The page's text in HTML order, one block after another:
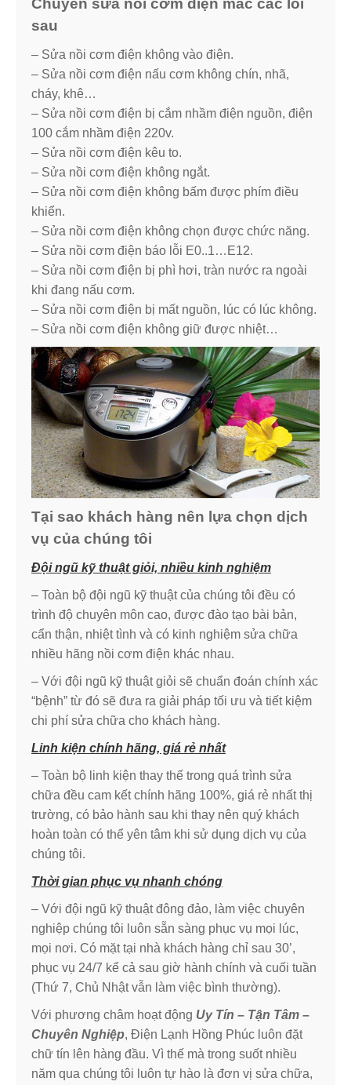
Chuyên sửa nồi cơm điện mắc các lỗi
sau
– Sửa nồi cơm điện không vào điện.
– Sửa nồi cơm điện nấu cơm không chín, nhã,
cháy, khê…
– Sửa nồi cơm điện bị cắm nhầm điện nguồn, điện
100 cắm nhầm điện 220v.
– Sửa nồi cơm điện kêu to.
– Sửa nồi cơm điện không ngắt.
– Sửa nồi cơm điện không bấm được phím điều
khiển.
– Sửa nồi cơm điện không chọn được chức năng.
– Sửa nồi cơm điện báo lỗi E0..1…E12.
– Sửa nồi cơm điện bị phì hơi, tràn nước ra ngoài
khi đang nấu cơm.
– Sửa nồi cơm điện bị mất nguồn, lúc có lúc không.
– Sửa nồi cơm điện không giữ được nhiệt…
Tại sao khách hàng nên lựa chọn dịch
vụ của chúng tôi
Đội ngũ kỹ thuật giỏi, nhiều kinh nghiệm
– Toàn bộ đội ngũ kỹ thuật của chúng tôi đều có
trình độ chuyên môn cao, được đào tạo bài bản,
cẩn thận, nhiệt tình và có kinh nghiệm sửa chữa
nhiều hãng nồi cơm điện khác nhau.
– Với đội ngũ kỹ thuật giỏi sẽ chuẩn đoán chính xác
“bệnh” từ đó sẽ đưa ra giải pháp tối ưu và tiết kiệm
chi phí sửa chữa cho khách hàng.
Linh kiện chính hãng, giá rẻ nhất
– Toàn bộ linh kiện thay thế trong quá trình sửa
chữa đều cam kết chính hãng 100%, giá rẻ nhất thị
trường, có bảo hành sau khi thay nên quý khách
hoàn toàn có thể yên tâm khi sử dụng dịch vụ của
chúng tôi.
Thời gian phục vụ nhanh chóng
– Với đội ngũ kỹ thuật đông đảo, làm việc chuyên
nghiệp chúng tôi luôn sẵn sàng phục vụ mọi lúc,
mọi nơi. Có mặt tại nhà khách hàng chỉ sau 30’,
phục vụ 24/7 kể cả sau giờ hành chính và cuối tuần
(Thứ 7, Chủ Nhật vẫn làm việc bình thường).
Với phương châm hoạt động Uy Tín – Tận Tâm –
Chuyên Nghiệp, Điện Lạnh Hồng Phúc luôn đặt
chữ tín lên hàng đầu. Vì thế mà trong suốt nhiều
năm qua chúng tôi luôn tự hào là đơn vị sửa chữa,